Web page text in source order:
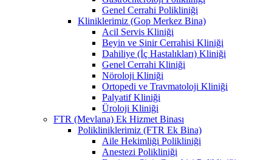
Genel Cerrahi Polikliniği
Kliniklerimiz (Gop Merkez Bina)
Acil Servis Kliniği
Beyin ve Sinir Cerrahisi Kliniği
Dahiliye (İç Hastalıkları) Kliniği
Genel Cerrahi Kliniği
Nöroloji Kliniği
Ortopedi ve Travmatoloji Kliniği
Palyatif Kliniği
Üroloji Kliniği
FTR (Mevlana) Ek Hizmet Binası
Polikliniklerimiz (FTR Ek Bina)
Aile Hekimliği Polikliniği
Anestezi Polikliniği